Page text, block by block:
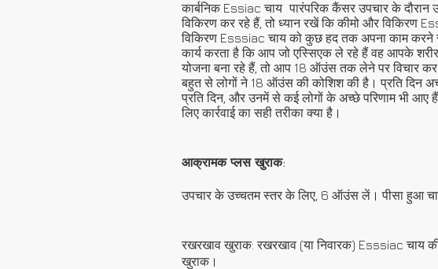
कार्बनिक Essiac चाय पारंपरिक कैंसर उपचार के दौरान
विकिरण कर रहे हैं, तो ध्यान रखें कि कीमो और विकिरण
विकिरण Esssiac चाय को कुछ हद तक अपना काम करने
कार्य करता है कि आप जो एस्सिएक ले रहे हैं वह आपके
योजना बना रहे हैं, तो आप 18 ऑउंस तक लेने पर विचार
बहुत से लोगों ने 18 ऑउंस की कोशिश की है। प्रति दिन
प्रति दिन, और उनमें से कई लोगों के अच्छे परिणाम भी
लिए कार्रवाई का सही तरीका क्या है।
आक्रामक प्लस खुराक:
उपचार के उच्चतम स्तर के लिए, 6 ऑउंस लें। पीसा हुआ चाय
रखरखाव खुराक: रखरखाव (या निवारक) Esssiac चाय
खुराक।